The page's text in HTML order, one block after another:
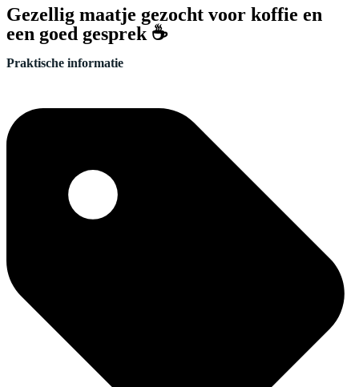
Gezellig maatje gezocht voor koffie en
een goed gesprek ☕
Praktische informatie